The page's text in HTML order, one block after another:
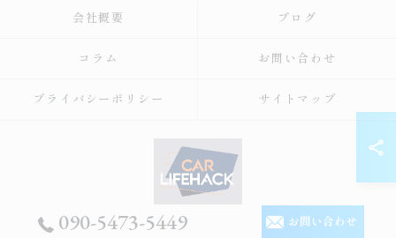
090-5473-5449 お問い合わせ
会社概要 ブログ
コラム お問い合わせ
プライバシーポリシー サイトマップ
© 2026 福岡の出張洗車ならCar Lifehack ALL RIGHTS RESERVED.